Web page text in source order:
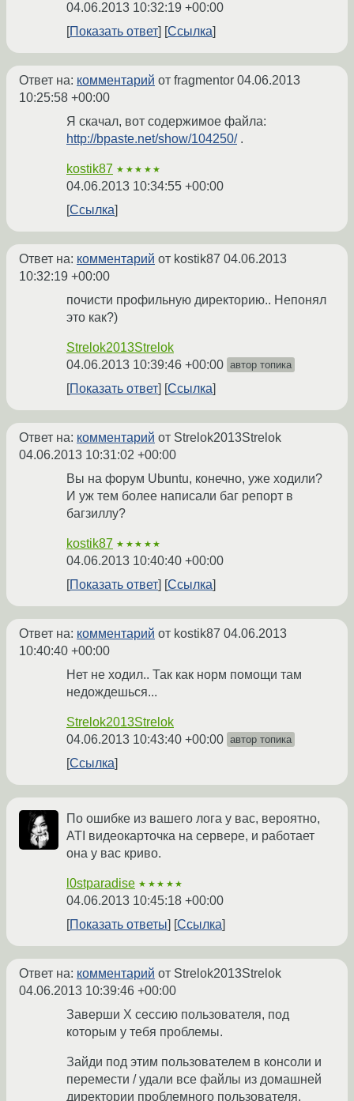
04.06.2013 10:32:19 +00:00
Показать ответ
Ссылка
Ответ на: комментарий от fragmentor 04.06.2013
10:25:58 +00:00
Я скачал, вот содержимое файла:
http://bpaste.net/show/104250/.
kostik87 ★★★★★
04.06.2013 10:34:55 +00:00
Ссылка
Ответ на: комментарий от kostik87 04.06.2013
10:32:19 +00:00
почисти профильную директорию.. Непонял
это как?)
Strelok2013Strelok
04.06.2013 10:39:46 +00:00 автор топика
Показать ответ Ссылка
Ответ на: комментарий от Strelok2013Strelok
04.06.2013 10:31:02 +00:00
Вы на форум Ubuntu, конечно, уже ходили?
И уж тем более написали баг репорт в
багзиллу?
kostik87 ★★★★★
04.06.2013 10:40:40 +00:00
Показать ответ
Ссылка
Ответ на: комментарий от kostik87 04.06.2013
10:40:40 +00:00
Нет не ходил.. Так как норм помощи там
недождешься...
Strelok2013Strelok
04.06.2013 10:43:40 +00:00 автор топика
Ссылка
По ошибке из вашего лога у вас, вероятно,
ATI видеокарточка на сервере, и работает
она у вас криво.
l0stparadise ★★★★★
04.06.2013 10:45:18 +00:00
Показать ответы
Ссылка
Ответ на: комментарий от Strelok2013Strelok
04.06.2013 10:39:46 +00:00
Заверши X сессию пользователя, под
которым у тебя проблемы.
Зайди под этим пользователем в консоли и
перемести / удали все файлы из домашней
директории проблемного пользователя.